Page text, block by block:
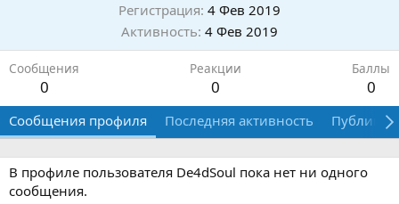
Регистрация 4 Фев 2019
Активность 4 Фев 2019
Сообщения
0
Реакции
0
Баллы
0
Сообщения профиля Последняя активность
В профиле пользователя De4dSoul пока нет ни одного
сообщения.